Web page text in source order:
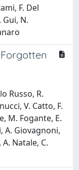
F. Del
Gui, N.
Russo, R.
V. Catto, F.
M. Fogante, E.
A. Giovagnoni,
Natale, C.